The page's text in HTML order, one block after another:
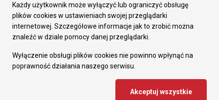
Pozostałe
Deklaracja dostępności
Dane osobowe
Dodaj opinię o witrynie
Każdy użytkownik może wyłączyć lub ograniczyć obsługę
plików cookies w ustawieniach swojej przeglądarki
internetowej. Szczegółowe informacje jak to zrobić można
znaleźć w dziale pomocy danej przeglądarki.
Wyłączenie obsługi plików cookies nie powinno wpłynąć na
poprawność działania naszego serwisu.
Akceptuj wszystkie